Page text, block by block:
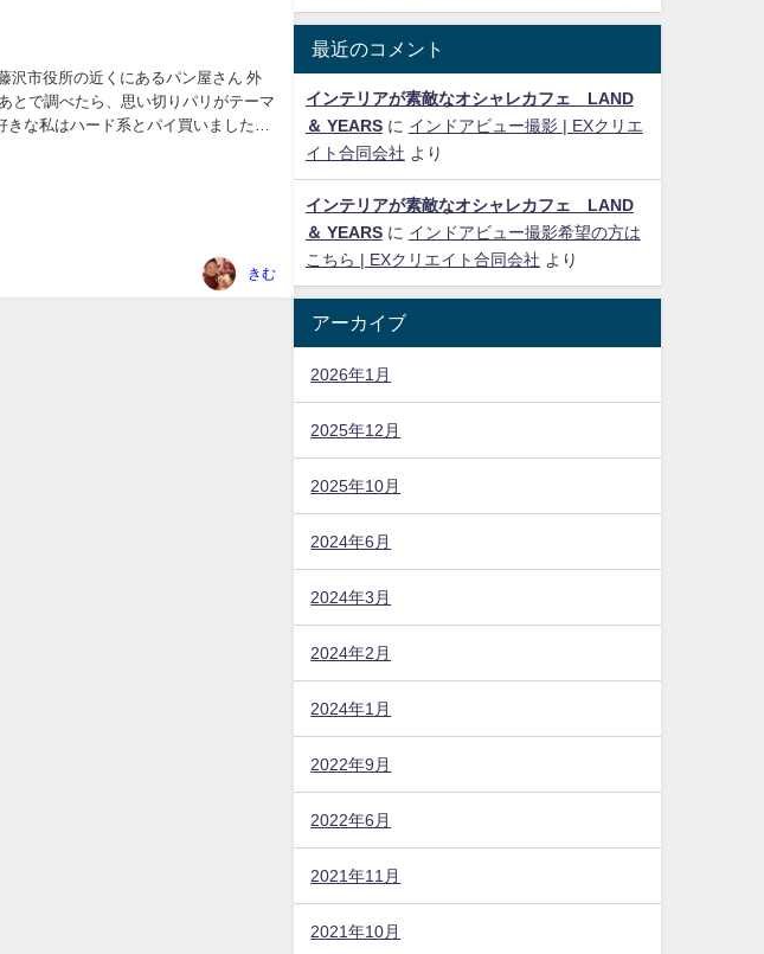
沢市役所の近くにあるパン屋さん 外
とで調べたら、思い切りパリがテーマ
な私はハード系とパイ買いましたよ
きむ
最近のコメント
インテリアが素敵なオシャレカフェ LAND
＆ YEARSに インドアビュー撮影 | EXクリエ
イト合同会社 より
インテリアが素敵なオシャレカフェ LAND
＆ YEARSに インドアビュー撮影希望の方は
こちら | EXクリエイト合同会社 より
アーカイブ
2026年1月
2025年12月
2025年10月
2024年6月
2024年3月
2024年2月
2024年1月
2022年9月
2022年6月
2021年11月
2021年10月